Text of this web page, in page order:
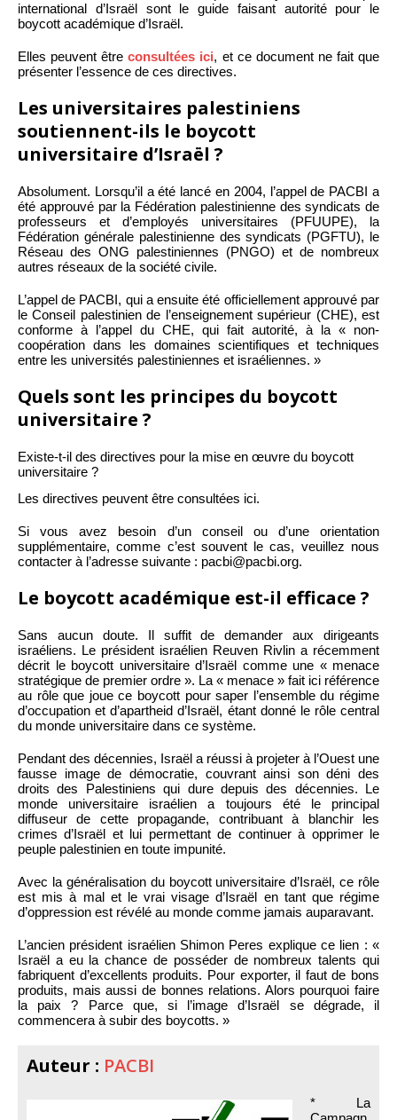
international d’Israël sont le guide faisant autorité pour le
boycott académique d’Israël.
Elles peuvent êtreconsultées ici, et ce document ne fait que
présenter l’essence de ces directives.
Les universitaires palestiniens
soutiennent-ils le boycott
universitaire d’Israël ?
Absolument. Lorsqu’il a été lancé en 2004, l’appel de PACBI a
été approuvé par la Fédération palestinienne des syndicats de
professeurs et d’employés universitaires (PFUUPE), la
Fédération générale palestinienne des syndicats (PGFTU), le
Réseau des ONG palestiniennes (PNGO) et de nombreux
autres réseaux de la société civile.
L’appel de PACBI, qui a ensuite été officiellement approuvé par
le Conseil palestinien de l’enseignement supérieur (CHE), est
conforme à l’appel du CHE, qui fait autorité, à la « non-
coopération dans les domaines scientifiques et techniques
entre les universités palestiniennes et israéliennes. »
Quels sont les principes du boycott
universitaire ?
Existe-t-il des directives pour la mise en œuvre du boycott
universitaire ?
Les directives peuvent être consultées ici.
Si vous avez besoin d’un conseil ou d’une orientation
supplémentaire, comme c’est souvent le cas, veuillez nous
contacter à l’adresse suivante : pacbi@pacbi.org.
Le boycott académique est-il efficace ?
Sans aucun doute. Il suffit de demander aux dirigeants
israéliens. Le président israélien Reuven Rivlin a récemment
décrit le boycott universitaire d’Israël comme une « menace
stratégique de premier ordre ». La « menace » fait ici référence
au rôle que joue ce boycott pour saper l’ensemble du régime
d’occupation et d’apartheid d’Israël, étant donné le rôle central
du monde universitaire dans ce système.
Pendant des décennies, Israël a réussi à projeter à l’Ouest une
fausse image de démocratie, couvrant ainsi son déni des
droits des Palestiniens qui dure depuis des décennies. Le
monde universitaire israélien a toujours été le principal
diffuseur de cette propagande, contribuant à blanchir les
crimes d’Israël et lui permettant de continuer à opprimer le
peuple palestinien en toute impunité.
Avec la généralisation du boycott universitaire d’Israël, ce rôle
est mis à mal et le vrai visage d’Israël en tant que régime
d’oppression est révélé au monde comme jamais auparavant.
L’ancien président israélien Shimon Peres explique ce lien : «
Israël a eu la chance de posséder de nombreux talents qui
fabriquent d’excellents produits. Pour exporter, il faut de bons
produits, mais aussi de bonnes relations. Alors pourquoi faire
la paix ? Parce que, si l’image d’Israël se dégrade, il
commencera à subir des boycotts. »
Auteur : PACBI
* La